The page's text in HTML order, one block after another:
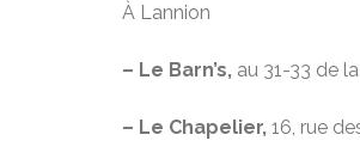
À Lannion
– Le Barn’s, au 31-33 de
– Le Chapelier, 16, rue